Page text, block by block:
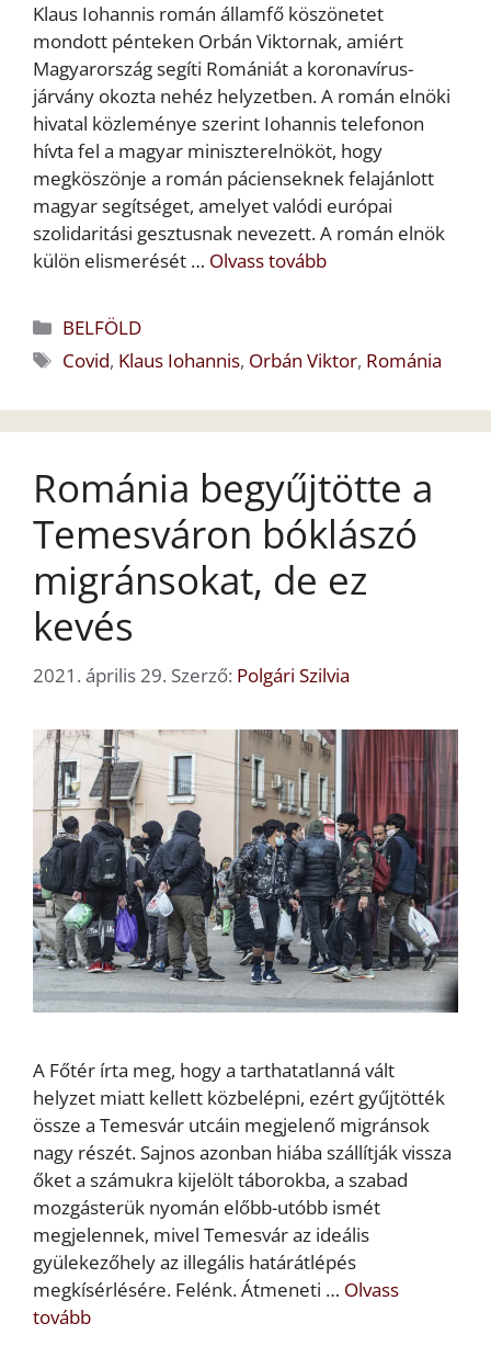
Klaus Iohannis román államfő köszönetet
mondott pénteken Orbán Viktornak, amiért
Magyarország segíti Romániát a koronavírus-
járvány okozta nehéz helyzetben. A román elnöki
hivatal közleménye szerint Iohannis telefonon
hívta fel a magyar miniszterelnököt, hogy
megköszönje a román pácienseknek felajánlott
magyar segítséget, amelyet valódi európai
szolidaritási gesztusnak nevezett. A román elnök
külön elismerését … Olvass tovább
Kategória
BELFÖLD
Címkék
Covid, Klaus Iohannis, Orbán Viktor, Románia
Románia begyűjtötte a
Temesváron bóklászó
migránsokat, de ez
kevés
2021. április 29. Szerző: Polgári Szilvia
A Főtér írta meg, hogy a tarthatatlanná vált
helyzet miatt kellett közbelépni, ezért gyűjtötték
össze a Temesvár utcáin megjelenő migránsok
nagy részét. Sajnos azonban hiába szállítják vissza
őket a számukra kijelölt táborokba, a szabad
mozgásterük nyomán előbb-utóbb ismét
megjelennek, mivel Temesvár az ideális
gyülekezőhely az illegális határátlépés
megkísérlésére. Felénk. Átmeneti … Olvass
tovább